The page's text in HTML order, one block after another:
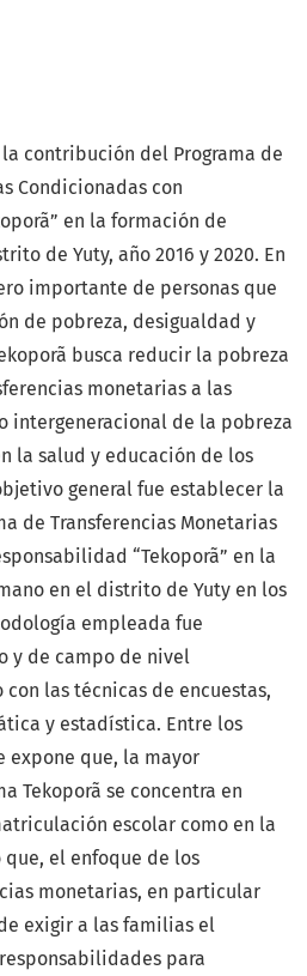
contribución del Programa de
Condicionadas con
en la formación de
de Yuty, año 2016 y 2020. En
importante de personas que
de pobreza, desigualdad y
busca reducir la pobreza
monetarias a las
intergeneracional de la pobreza
la salud y educación de los
general fue establecer la
de Transferencias Monetarias
“Tekoporã” en la
en el distrito de Yuty en los
empleada fue
y de campo de nivel
las técnicas de encuestas,
y estadística. Entre los
expone que, la mayor
Tekoporã se concentra en
escolar como en la
el enfoque de los
monetarias, en particular
exigir a las familias el
para